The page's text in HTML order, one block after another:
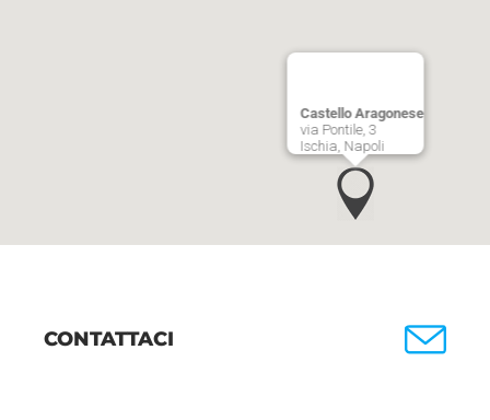
Castello Aragonese
via Pontile, 3
Ischia, Napoli
CONTATTACI